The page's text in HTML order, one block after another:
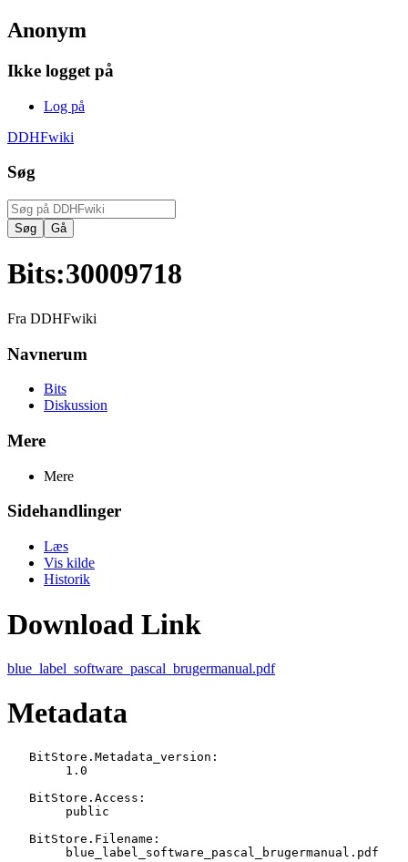
Anonym
Ikke logget på
Log på
DDHFwiki
Søg
Bits:30009718
Fra DDHFwiki
Navnerum
Bits
Diskussion
Mere
Mere
Sidehandlinger
Læs
Vis kilde
Historik
Download Link
blue_label_software_pascal_brugermanual.pdf
Metadata
   BitStore.Metadata_version:
   BitStore.Access:
   BitStore.Filename: